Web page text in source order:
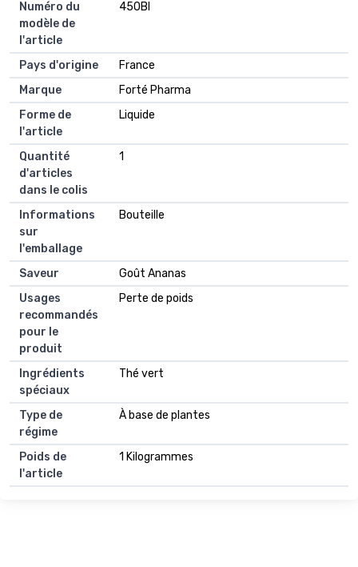
Numéro du
modèle de
l'article
450BI
Pays d'origine
France
Marque
Forté Pharma
Forme de
l'article
Liquide
Quantité
d'articles
dans le colis
1
Informations
sur
l'emballage
Bouteille
Saveur
Goût Ananas
Usages
recommandés
pour le
produit
Perte de poids
Ingrédients
spéciaux
Thé vert
Type de
régime
À base de plantes
Poids de
l'article
1 Kilogrammes